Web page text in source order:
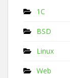
1C
BSD
Linux
Web